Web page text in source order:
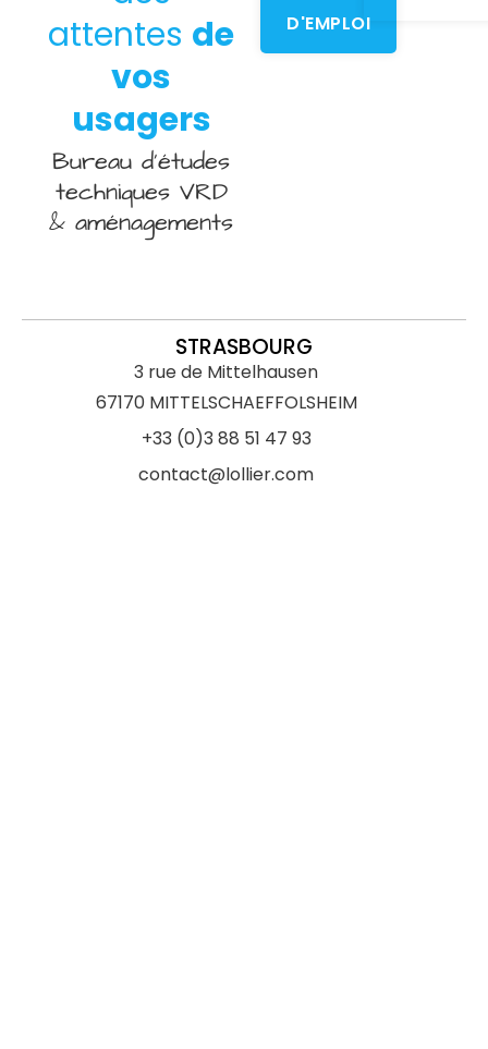
attentes de
vos
usagers
Bureau d’études
techniques VRD
& aménagements
D'EMPLOI
STRASBOURG
3 rue de Mittelhausen
67170 MITTELSCHAEFFOLSHEIM
+33 (0)3 88 51 47 93
contact@lollier.com